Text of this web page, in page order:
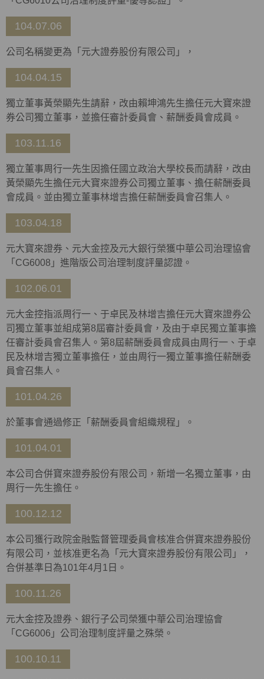
104.07.06
公司名稱變更為「元大證券股份有限公司」，
104.04.15
獨立董事黃榮顯先生請辭，改由賴坤鴻先生擔任元大寶來證
券公司獨立董事，並擔任審計委員會、薪酬委員會成員。
103.11.16
獨立董事周行一先生因擔任國立政治大學校長而請辭，改由
黃榮顯先生擔任元大寶來證券公司獨立董事、擔任薪酬委員
會成員。並由獨立董事林增吉擔任薪酬委員會召集人。
103.04.18
元大寶來證券、元大金控及元大銀行榮獲中華公司治理協會
「CG6008」進階版公司治理制度評量認證。
102.06.01
元大金控指派周行一、于卓民及林增吉擔任元大寶來證券公
司獨立董事並組成第8屆審計委員會，及由于卓民獨立董事擔
任審計委員會召集人。第8屆薪酬委員會成員由周行一、于卓
民及林增吉獨立董事擔任，並由周行一獨立董事擔任薪酬委
員會召集人。
101.04.26
於董事會通過修正「薪酬委員會組織規程」。
101.04.01
本公司合併寶來證券股份有限公司，新增一名獨立董事，由
周行一先生擔任。
100.12.12
本公司獲行政院金融監督管理委員會核准合併寶來證券股份
有限公司，並核准更名為「元大寶來證券股份有限公司」，
合併基準日為101年4月1日。
100.11.26
元大金控及證券、銀行子公司榮獲中華公司治理協會
「CG6006」公司治理制度評量之殊榮。
100.10.11